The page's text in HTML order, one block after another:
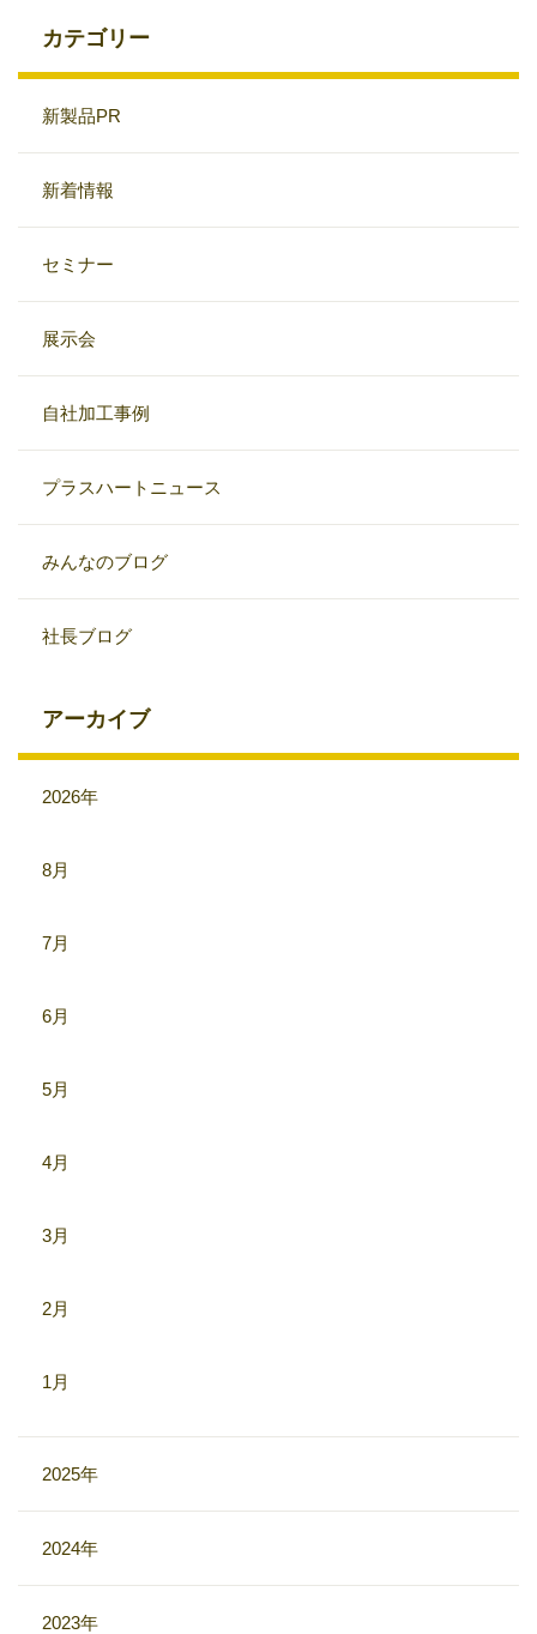
カテゴリー
新製品PR
新着情報
セミナー
展示会
自社加工事例
プラスハートニュース
みんなのブログ
社長ブログ
アーカイブ
2026年
8月
7月
6月
5月
4月
3月
2月
1月
2025年
2024年
2023年